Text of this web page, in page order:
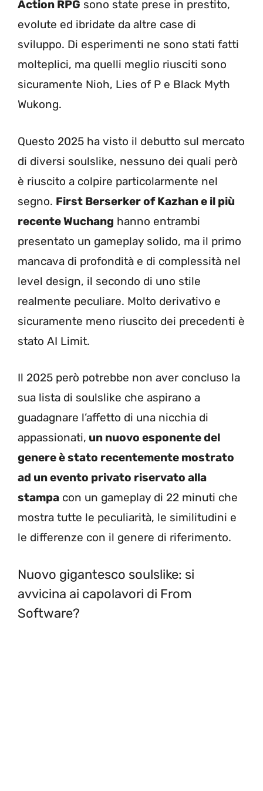
Action RPG sono state prese in prestito,
evolute ed ibridate da altre case di
sviluppo. Di esperimenti ne sono stati fatti
molteplici, ma quelli meglio riusciti sono
sicuramente Nioh, Lies of P e Black Myth
Wukong.
Questo 2025 ha visto il debutto sul mercato
di diversi soulslike, nessuno dei quali però
è riuscito a colpire particolarmente nel
segno. First Berserker of Kazhan e il più
recente Wuchang hanno entrambi
presentato un gameplay solido, ma il primo
mancava di profondità e di complessità nel
level design, il secondo di uno stile
realmente peculiare. Molto derivativo e
sicuramente meno riuscito dei precedenti è
stato AI Limit.
Il 2025 però potrebbe non aver concluso la
sua lista di soulslike che aspirano a
guadagnare l’affetto di una nicchia di
appassionati, un nuovo esponente del
genere è stato recentemente mostrato
ad un evento privato riservato alla
stampa con un gameplay di 22 minuti che
mostra tutte le peculiarità, le similitudini e
le differenze con il genere di riferimento.
Nuovo gigantesco soulslike: si
avvicina ai capolavori di From
Software?